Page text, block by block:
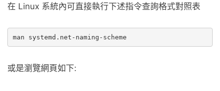
在 Linux 系統內可直接執行下述指令查詢格式對照表
或是瀏覽網頁如下: